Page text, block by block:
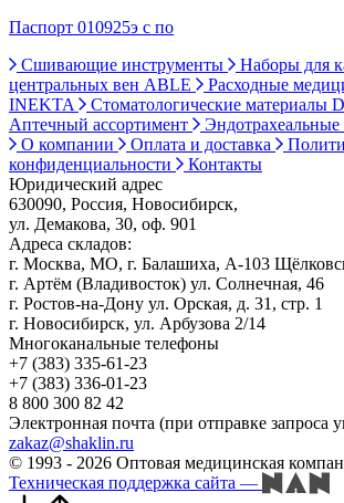
Паспорт 010925э с по
Сшивающие инструменты
Наборы для
центральных вен ABLE
Расходные
INEKTA
Стоматологические материалы
Аптечный ассортимент
Эндотрахеальные
О компании
Оплата и доставка
конфиденциальности
Контакты
Юридический адрес
630090, Россия, Новосибирск,
ул. Демакова, 30, оф. 901
Адреса складов:
г. Москва, МО, г. Балашиха, А-103
г. Артём (Владивосток) ул. Солнечная, 46
г. Ростов-на-Дону ул. Орская, д. 31, стр. 1
г. Новосибирск, ул. Арбузова 2/14
Многоканальные телефоны
+7 (383) 335-61-23
+7 (383) 336-01-23
8 800 300 82 42
Электронная почта (при отправке
zakaz@shaklin.ru
© 1993 - 2026 Оптовая медицинская
Техническая поддержка сайта —